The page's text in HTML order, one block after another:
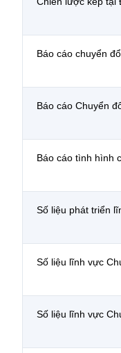
Báo cáo chuyển
Báo cáo Chuyển
Báo cáo tình hình
Số liệu phát triển
Số liệu lĩnh vực
Số liệu lĩnh vực